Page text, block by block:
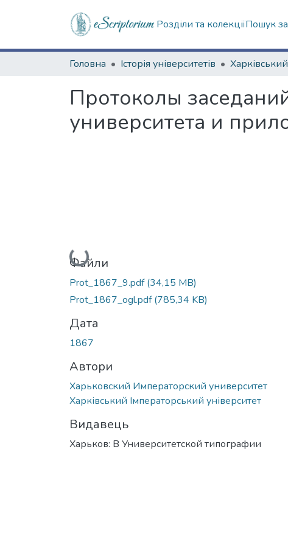
Розділи та колекціїПошук
Головна Історія університетів
Протоколы
университета и
Вантажиться...
Файли
Prot_1867_9.pdf(34,15 MB)
Prot_1867_ogl.pdf(785,34 KB)
Дата
1867
Автори
Харьковский Императорский университет
Харківський Імператорський університет
Видавець
Харьков: В Университетской типографии